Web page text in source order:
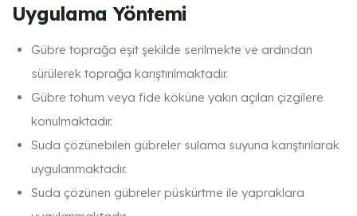
Uygulama Yöntemi
Gübre toprağa eşit şekilde serilmekte ve ardından
sürülerek toprağa karıştırılmaktadır.
Gübre tohum veya fide köküne yakın açılan çizgilere
konulmaktadır.
Suda çözünebilen gübreler sulama suyuna karıştırılarak
uygulanmaktadır.
Suda çözünen gübreler püskürtme ile yapraklara